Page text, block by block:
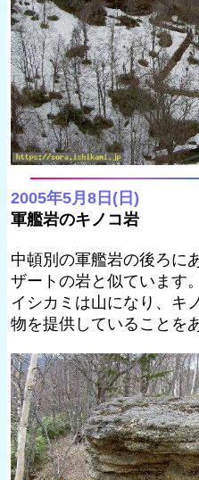
2005年5月8日(日)
軍艦岩のキノコ岩
中頓別の軍艦岩の後ろに
ザートの岩と似ています。
イシカミは山になり、キ
物を提供していることを